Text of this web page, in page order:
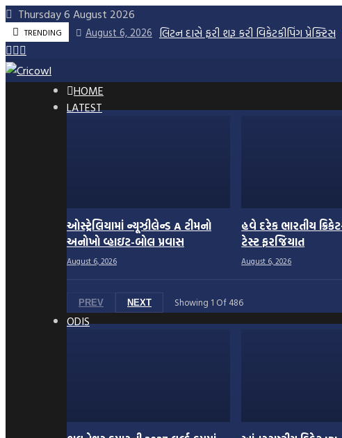
Skip
to
content
Thursday 6 August 2026
TRENDING August 6, 2026 લિટન દાસે ફરી શરૂ કરી વિકેટકીપિંગ પ્રેક્ટિસ
HOME
LATEST
ઓસ્ટ્રેલિયામાં ન્યૂઝીલેન્ડ A ટીમનો
અનોખો વ્હાઇટ-બોલ પ્રવાસ
August 6, 2026
હવે દરેક ભારતીય
ટેસ્ટ ફરજિયાત
August 6, 2026
PREV NEXT Showing 1 Of 486
ODIS